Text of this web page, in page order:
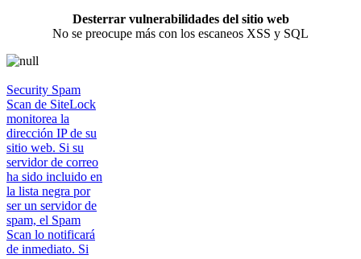
Desterrar vulnerabilidades del sitio web
No se preocupe más con los escaneos XSS y SQL
Security Spam
Scan de SiteLock
monitorea la
dirección IP de su
sitio web. Si su
servidor de correo
ha sido incluido en
la lista negra por
ser un servidor de
spam, el Spam
Scan lo notificará
de inmediato. Si